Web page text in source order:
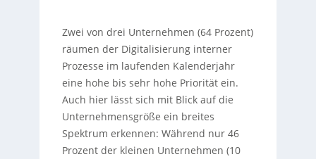
Zwei von drei Unternehmen (64 Prozent)
räumen der Digitalisierung interner
Prozesse im laufenden Kalenderjahr
eine hohe bis sehr hohe Priorität ein.
Auch hier lässt sich mit Blick auf die
Unternehmensgröße ein breites
Spektrum erkennen: Während nur 46
Prozent der kleinen Unternehmen (10